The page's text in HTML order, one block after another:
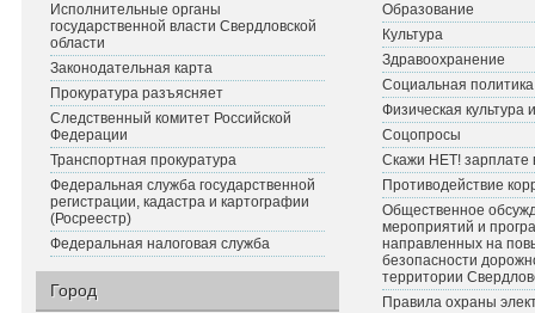
Исполнительные органы
государственной власти Свердловской
области
Законодательная карта
Прокуратура разъясняет
Следственный комитет Российской
Федерации
Транспортная прокуратура
Федеральная служба государственной
регистрации, кадастра и картографии
(Росреестр)
Федеральная налоговая служба
Город
Образование
Культура
Здравоохранение
Социальная политика
Физическая культура
Соцопросы
Скажи НЕТ! зарплате
Противодействие
Общественное
мероприятий и
направленных на
безопасности
территории
Правила охраны